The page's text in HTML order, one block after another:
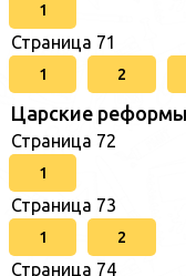
1
Страница 71
1 2
Царские
Страница 72
1
Страница 73
1 2
Страница 74